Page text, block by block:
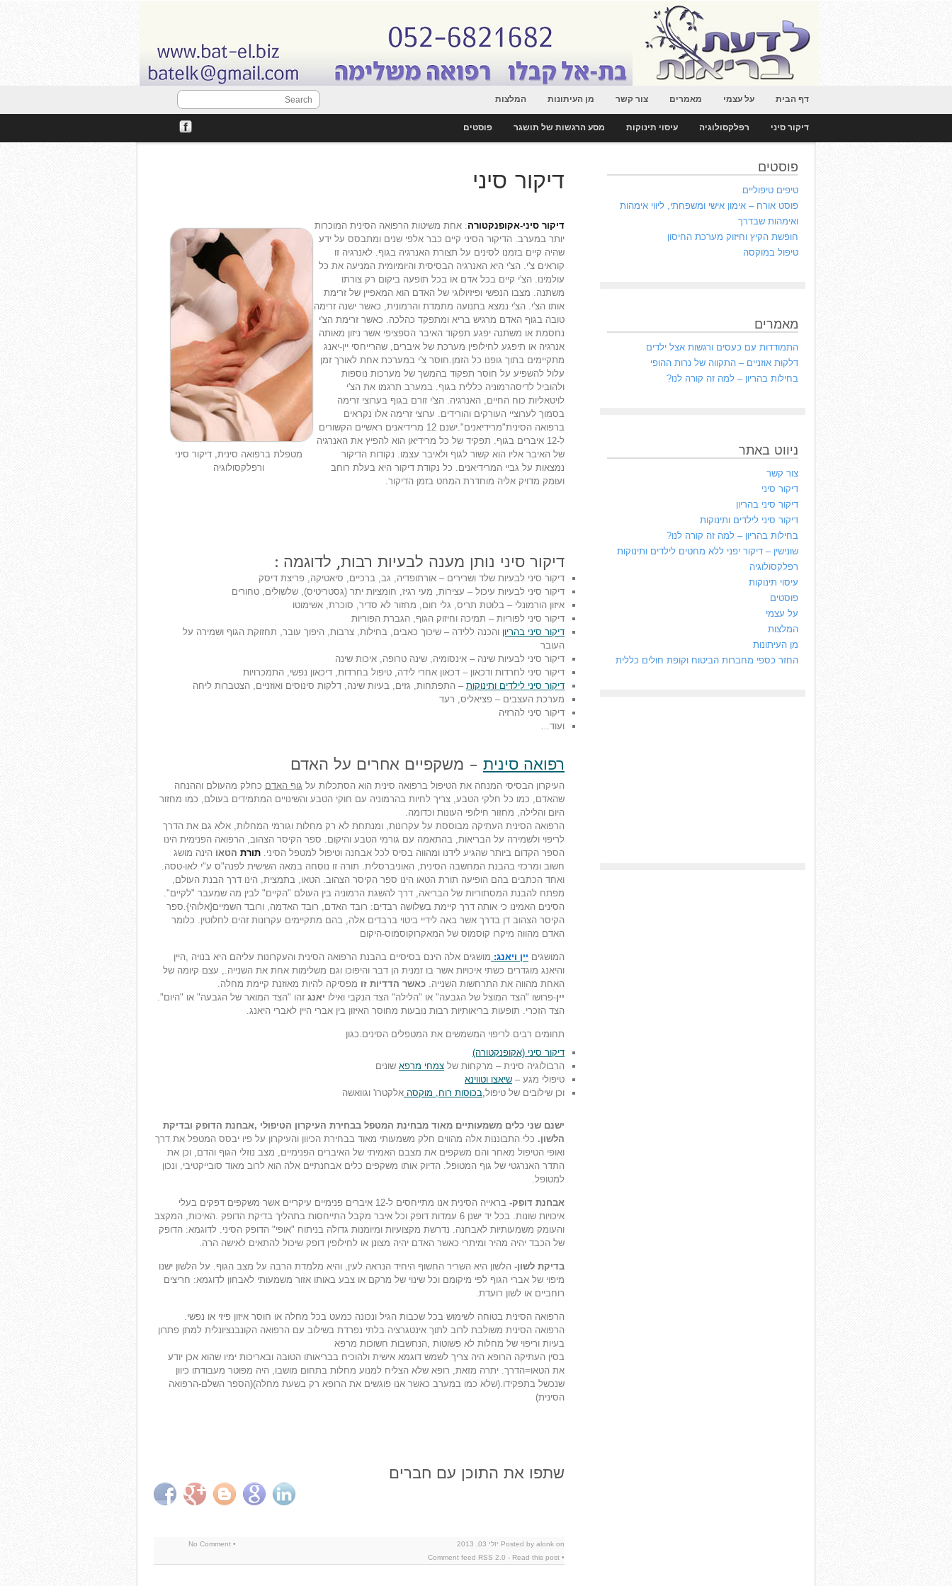
דף הבית על עצמי מאמרים צור קשר מן העיתונות המלצות
דיקור סיני רפלקסולוגיה עיסוי תינוקות מסע הרגשות של תושגר פוסטים
דיקור סיני
מטפלת ברפואה סינית, דיקור סיני
ורפלקסולוגיה
דיקור סיני-אקופנקטורה: אחת משיטות הרפואה הסינית המוכרות
יותר במערב. הדיקור הסיני קיים כבר אלפי שנים ומתבסס על ידע
שהיה קיים בזמנו לסינים על תצורת האנרגיה בגוף. לאנרגיה זו
קוראים צ'י. הצ'י היא האנרגיה הבסיסית והיומיומית המניעה את כל
עולמינו. הצ'י קיים בכל אדם או בכל תופעה ביקום רק צורתו
משתנה. מצבו הנפשי ופיזיולוגי של האדם הוא המאפיין של זרימת
אותו הצ'י. הצ'י נמצא בתנועה מתמדת והרמונית, כאשר ישנה זרימה
טובה בגוף האדם מרגיש בריא ומתפקד כהלכה. כאשר זרימת הצ'י
נחסמת או משתנה יפגע תפקוד האיבר הספציפי אשר ניזון מאותה
אנרגיה או תיפגע לחילופין מערכת של איברים, שהרייחסי יין-יאנג
מתקיימים בתוך גופנו כל הזמן.חוסר צ'י במערכת אחת לאורך זמן
עלול להשפיע על חוסר תפקוד בהמשך של מערכות נוספות
ולהוביל לדיסהרמוניה כללית בגוף. במערב תרגמו את הצ'י
לויטאליות כוח החיים, האנרגיה. הצ'י זורם בגוף בערוצי זרימה
בסמוך לערוציי העורקים והורידים. ערוצי זרימה אלו נקראים
ברפואה הסינית"מרידיאנים".ישנם 12 מרידיאנים ראשיים הקשורים
ל-12 איברים בגוף. תפקיד של כל מרידיאן הוא להפיץ את האנרגיה
של האיבר אליו הוא קשור לגוף ולאיבר עצמו. נקודות הדיקור
נמצאות על גביי המרידיאנים. כל נקודת דיקור היא בעלת רוחב
ועומק מדויק אליה מוחדרת המחט בזמן הדיקור.
דיקור סיני נותן מענה לבעיות רבות, לדוגמה :
דיקור סיני לבעיות שלד ושרירים – אורתופדיה, גב, ברכיים, סיאטיקה, פריצת דיסק
דיקור סיני לבעיות עיכול – עצירות, מעי רגיז, חומציות יתר (גסטריטיס), שלשולים, טחורים
איזון הורמונלי – בלוטת תריס, גלי חום, מחזור לא סדיר, סוכרת, אשימוטו
דיקור סיני לפוריות – תמיכה וחיזוק הגוף, הגברת הפוריות
דיקור סיני בהריון והכנה ללידה – שיכוך כאבים, בחילות, צרבות, היפוך עובר, תחזוקת הגוף ושמירה על
העובר
דיקור סיני לבעיות שינה – אינסומיה, שינה טרופה, איכות שינה
דיקור סיני לחרדות ודכאון – דכאון אחרי לידה, טיפול בחרדות, דיכאון נפשי, התמכרויות
דיקור סיני לילדים ותינוקות – התפתחות, גזים, בעיות שינה, דלקות סינוסים ואוזניים, הצטברות ליחה
מערכת העצבים – פציאליס, רעד
דיקור סיני להרזיה
ועוד…
רפואה סינית – משקפיים אחרים על האדם
העיקרון הבסיסי המנחה את הטיפול ברפואה סינית הוא הסתכלות על גוף האדם כחלק מהעולם וההנחה
שהאדם, כמו כל חלקי הטבע, צריך לחיות בהרמוניה עם חוקי הטבע והשינויים המתמידים בעולם, כמו מחזור
היום והלילה, מחזור חילופי העונות וכדומה.
הרפואה הסינית העתיקה מבוססת על עקרונות, ומנתחת לא רק מחלות וגורמי המחלות, אלא גם את הדרך
לריפוי ולשמירה על הבריאות, בהתאמה עם גורמי הטבע והיקום. ספר הקיסר הצהוב, הרפואה הפנימית הינו
הספר הקדום ביותר שהגיע לידנו ומהווה בסיס לכל אבחנה וטיפול למטפל הסיני. תורת הטאו הינה מושג
חשוב ומרכזי בהבנת המחשבה הסינית, האוניברסלית. תורה זו נוסחה במאה השישית לפנה"ס ע"י לאו-טסה.
ואחד הכתבים בהם הופיעה תורת הטאו הינו ספר הקיסר הצהוב. הטאו, בתמצית, הינו דרך הבנת העולם,
מפתח להבנת המסתוריות של הבריאה, דרך להשגת הרמוניה בין העולם "הקיים" לבין מה שמעבר "לקיים".
הסינים האמינו כי אותה דרך קיימת בשלושה רבדים: רובד האדם, רובד האדמה, ורובד השמיים{אלוהי}.ספר
הקיסר הצהוב דן בדרך אשר באה לידיי ביטוי ברבדים אלה, בהם מתקיימים עקרונות זהים לחלוטין. כלומר
האדם מהווה מיקרו קוסמוס של המאקרוקוסמוס-היקום
המושגים יין ויאנג: מושגים אלה הינם בסיסיים בהבנת הרפואה הסינית והעקרונות עליהם היא בנויה ,היין
והיאנג מוגדרים כשתי איכויות אשר בו זמנית הן דבר והיפוכו וגם משלימות אחת את השנייה., עצם קיומה של
האחת מהווה את התרחשות השנייה. כאשר הדדיות זו מפסיקה להיות מאוזנת קיימת מחלה.
יין-פרושו "הצד המוצל של הגבעה" או "הלילה" הצד הנקבי ואילו יאנג זהו "הצד המואר של הגבעה" או "היום".
הצד הזכרי. תופעות בריאותיות רבות נובעות מחוסר האיזון בין אברי היין לאברי היאנג.
תחומים רבים לריפוי המשמשים את המטפלים הסינים.כגון
דיקור סיני (אקופנקטורה)
הרבולוגיה סינית – מרקחות של צמחי מרפא שונים
טיפולי מגע – שיאצו וטווינא
וכן שילובים של טיפול,בכוסות רוח, מוקסה אלקטרו' וגוואשה
ישנם שני כלים משמעותיים מאוד מבחינת המטפל בבחירת העיקרון הטיפולי ,אבחנת הדופק ובדיקת
הלשון. כלי התבוננות אלה מהווים חלק משמעותי מאוד בבחירת הכיוון והעיקרון על פיו יבסס המטפל את דרך
ואופי הטיפול מאחר והם משקפים את מצבם האמיתי של האיברים הפנימיים, מצב נוזלי הגוף והדם, וכן את
התדר האנרגטי של גוף המטופל. הדיוק אותו משקפים כלים אבחנתיים אלה הוא לרוב מאוד סובייקטיבי, ונכון
למטופל.
אבחנת דופק-
בראייה הסינית אנו מתייחסים ל-12 איברים פנימיים עיקריים אשר משקפים דפקים בעלי
איכויות שונות. בכל יד ישנן 6 עמדות דופק וכל איבר מקבל התייחסות בתהליך בדיקת הדופק .האיכות, המקצב
והעומק משמעותיות לאבחנה. נדרשת מקצועיות ומיומנות גדולה בניתוח "אופי" הדופק הסיני. לדוגמא: הדופק
של הכבד יהיה מהיר ומיתרי כאשר האדם יהיה מצונן או לחילופין דופק שיכול להתאים לאישה הרה.
בדיקת לשון- הלשון היא השריר החשוף היחיד הנראה לעין, והיא מלמדת הרבה על מצב הגוף. על הלשון ישנו
מיפוי של אברי הגוף לפי מיקומם וכל שינוי של מרקם או צבע באותו אזור משמעותי לאבחון לדוגמא: חריצים
רוחביים או לשון רועדת.
הרפואה הסינית בטוחה לשימוש בכל שכבות הגיל ונכונה כמעט בכל מחלה או חוסר איזון פיזי או נפשי.
הרפואה הסינית משולבת לרוב לתוך אינטגרציה בלתי נפרדת בשילוב עם הרפואה הקונבנציונלית למתן פתרון
בעיות וריפוי של מחלות לא פשוטות ,הנחשבות חשוכות מרפא
בסין העתיקה הרופא היה צריך לשמש דוגמא אישית ולהוכיח בבריאותו הטובה ובאריכות ימיו שהוא אכן יודע
את הטאו=הדרך. יתרה מזאת, רופא שלא הצליח למנוע מחלות בתחום מושבו, היה מפוטר מעבודתו כיוון
שנכשל בתפקידו.(שלא כמו במערב כאשר אנו פוגשים את הרופא רק בשעת מחלה)(הספר השלם-הרפואה
הסינית)
שתפו את התוכן עם חברים
Posted by alonk on יולי 03, 2013
• Comment feed
RSS 2.0 - Read this post
•
No Comment
פוסטים
טיפים טיפוליים
פוסט אורח – אימון אישי ומשפחתי, ליווי אימהות
ואימהות שבדרך
חופשת הקיץ וחיזוק מערכת החיסון
טיפול במוקסה
מאמרים
התמודדות עם כעסים ורגשות אצל ילדים
דלקות אוזניים – התקווה של נרות ההופי
בחילות בהריון – למה זה קורה לנו?
ניווט באתר
צור קשר
דיקור סיני
דיקור סיני בהריון
דיקור סיני לילדים ותינוקות
בחילות בהריון – למה זה קורה לנו?
שונישין – דיקור יפני ללא מחטים לילדים ותינוקות
רפלקסולוגיה
עיסוי תינוקות
פוסטים
על עצמי
המלצות
מן העיתונות
החזר כספי מחברות הביטוח וקופת חולים כללית